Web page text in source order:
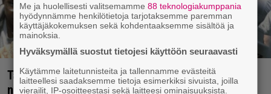
Tänään tv:ssä: Vuoden 1997 Bond-leffassa
nähdään hämmenttävän nykyaikainen kännykkä
Me ja huolellisesti valitsemamme88 teknologiakumppania
hyödynnämme henkilötietoja tarjotaksemme paremman
käyttäjäkokemuksen sekä kohdentaaksemme sisältöä ja
mainoksia.
Hyväksymällä suostut tietojesi käyttöön seuraavasti
Käytämme laitetunnisteita ja tallennamme evästeitä
laitteellesi saadaksemme tietoja esimerkiksi sivuista, joilla
vierailit, IP-osoitteestasi sekä laitteesi ominaisuuksista.